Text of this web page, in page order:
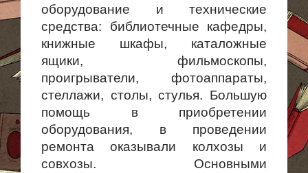
оборудование и технические
средства: библиотечные кафедры,
книжные шкафы, каталожные
ящики, фильмоскопы,
проигрыватели, фотоаппараты,
стеллажи, столы, стулья. Большую
помощь в приобретении
оборудования, в проведении
ремонта оказывали колхозы и
совхозы. Основными